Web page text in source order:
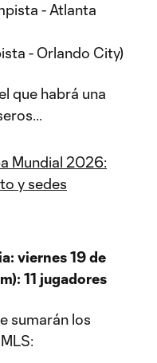
- Atlanta
- Orlando City)
que habrá una
Mundial 2026:
y sedes
viernes 19 de
11 jugadores
sumarán los